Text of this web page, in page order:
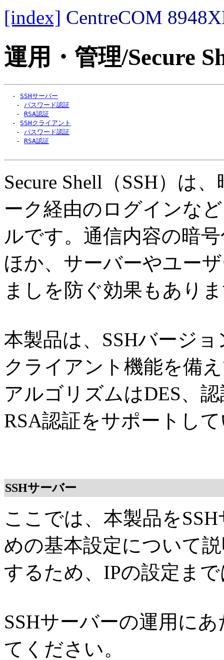
[index] CentreCOM
運用・管理/Secure
  -
SSHサーバー
   -
パスワード認証
   -
RSA認証
  -
SSHクライアント
   -
パスワード認証
   -
RSA認証
Secure Shell（SSH）は
ーク経由のログインな
ルです。通信内容の暗
ほか、サーバーやユー
ましを防ぐ効果もあり
本製品は、SSHバージ
クライアント機能を備
アルゴリズムはDES、
RSA認証をサポートし
SSHサーバー
ここでは、本製品を
めの基本設定について
するため、IPの設定ま
SSHサーバーの運用に
てください。